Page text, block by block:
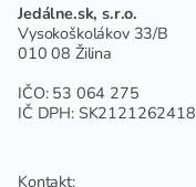
Jedálne.sk, s.r.o.
Vysokoškolákov 33/B
010 08 Žilina
IČO: 53 064 275
IČ DPH: SK2121262418
Kontakt: